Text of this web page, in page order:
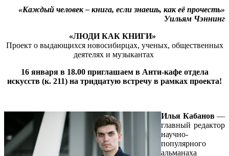
«Каждый человек – книга, если знаешь, как её прочесть»
Уильям Чэннинг
«ЛЮДИ КАК КНИГИ»
Проект о выдающихся новосибирцах, ученых, общественных
деятелях и музыкантах
16 января в 18.00 приглашаем в Анти-кафе отдела
искусств (к. 211) на тридцатую встречу в рамках проекта!
Илья Кабанов—
главный редактор
научно-
популярного
альманаха